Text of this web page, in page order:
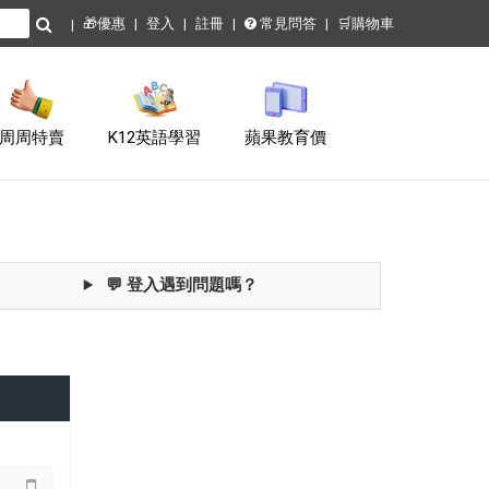
🎁優惠 登入 註冊 常見問答 🛒購物車
周周特賣 K12英語學習 蘋果教育價
💬 登入遇到問題嗎？